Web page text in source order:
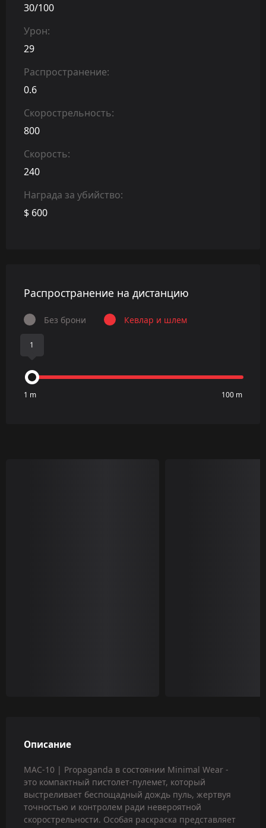
30/100
Урон:
29
Распространение:
0.6
Скорострельность:
800
Скорость:
240
Награда за убийство:
$ 600
Распространение на дистанцию
Без брони Кевлар и шлем
1
1 m 100 m
Описание
MAC-10 | Propaganda в состоянии Minimal Wear -
это компактный пистолет-пулемет, который
выстреливает беспощадный дождь пуль, жертвуя
точностью и контролем ради невероятной
скорострельности. Особая раскраска представляет